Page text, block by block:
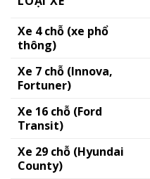
Xe 4 chỗ (xe phổ
thông)
Xe 7 chỗ (Innova,
Fortuner)
Xe 16 chỗ (Ford
Transit)
Xe 29 chỗ (Hyundai
County)